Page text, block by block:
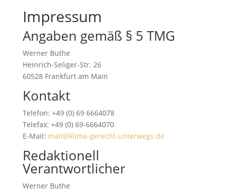
Impressum
Angaben gemäß § 5 TMG
Werner Buthe
Heinrich-Seliger-Str. 26
60528 Frankfurt am Main
Kontakt
Telefon: +49 (0) 69 6664078
Telefax: +49 (0) 69-6664070
E-Mail: mail@klima-gerecht-unterwegs.de
Redaktionell
Verantwortlicher
Werner Buthe